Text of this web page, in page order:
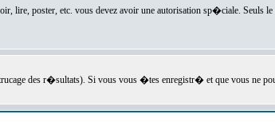
lire, poster, etc. vous devez avoir une autorisation sp�ciale. Seuls
des r�sultats). Si vous vous �tes enregistr� et que vous ne